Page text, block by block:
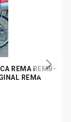
REMA REMB-
REMA